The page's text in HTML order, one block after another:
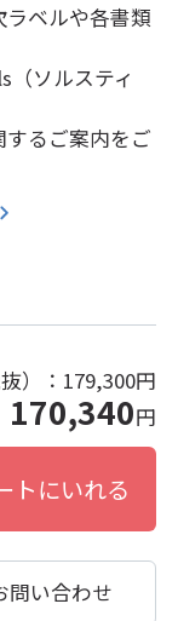
ベルや各書類
ソルスティ
るご案内をご
）： 179,300円
170,340円
問い合わせ